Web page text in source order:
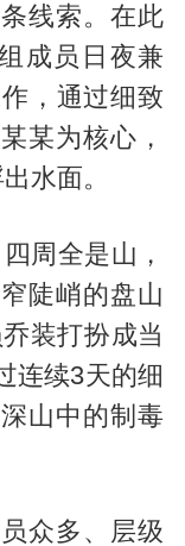
线索。在此
成员日夜兼
，通过细致
某为核心，
水面。
周全是山，
陡峭的盘山
装打扮成当
连续3天的细
山中的制毒
众多、层级